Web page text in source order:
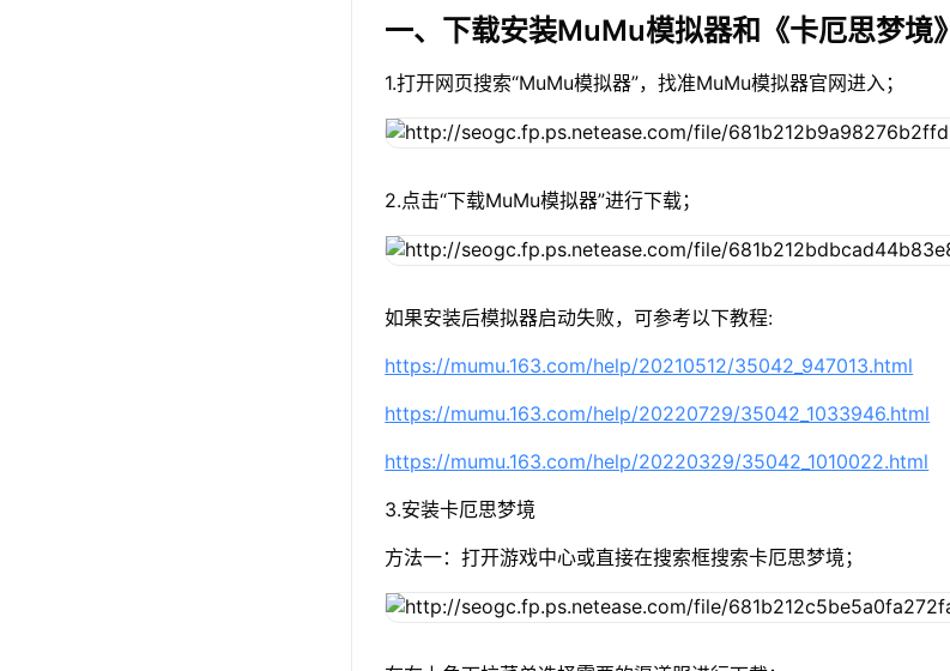
一、下载安装MuMu模拟器和《卡厄思梦境》
1.打开网页搜索“MuMu模拟器”，找准MuMu模拟器官网进入；
2.点击“下载MuMu模拟器”进行下载；
如果安装后模拟器启动失败，可参考以下教程:
https://mumu.163.com/help/20210512/35042_947013.html
https://mumu.163.com/help/20220729/35042_1033946.html
https://mumu.163.com/help/20220329/35042_1010022.html
3.安装卡厄思梦境
方法一：打开游戏中心或直接在搜索框搜索卡厄思梦境；